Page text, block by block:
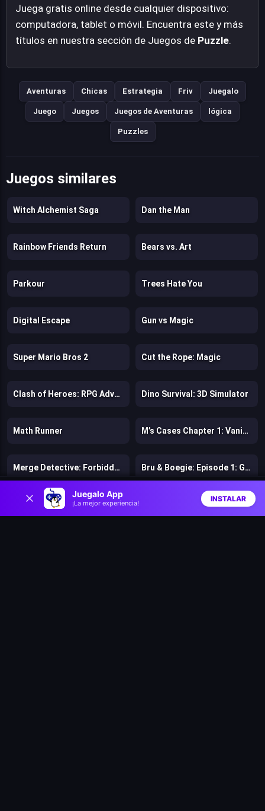
Juegalo App
¡La mejor experiencia!
INSTALAR
Juega gratis online desde cualquier dispositivo:
computadora, tablet o móvil. Encuentra este y más
títulos en nuestra sección de Juegos de Puzzle.
Aventuras Chicas Estrategia Friv Juegalo
Juego Juegos Juegos de Aventuras lógica
Puzzles
Juegos similares
Witch Alchemist Saga Dan the Man
Rainbow Friends Return Bears vs. Art
Parkour Trees Hate You
Digital Escape Gun vs Magic
Super Mario Bros 2 Cut the Rope: Magic
Clash of Heroes: RPG Adventure Dino Survival: 3D Simulator
Math Runner M’s Cases Chapter 1: Vanishing of Melisma
Merge Detective: Forbidden Secret Bru & Boegie: Episode 1: Get da MILK!
Super Pizza Quest Tweety's Pipe Pranks: Looney Tunes